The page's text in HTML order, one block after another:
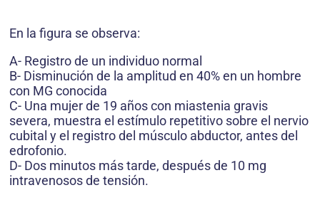
En la figura se observa:
A- Registro de un individuo normal
B- Disminución de la amplitud en 40% en un hombre
con MG conocida
C- Una mujer de 19 años con miastenia gravis
severa, muestra el estímulo repetitivo sobre el nervio
cubital y el registro del músculo abductor, antes del
edrofonio.
D- Dos minutos más tarde, después de 10 mg
intravenosos de tensión.